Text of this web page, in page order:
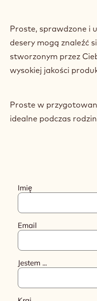
Proste, sprawdzone i
desery mogą znaleźć
stworzonym przez
wysokiej jakości
Proste w
idealne podczas